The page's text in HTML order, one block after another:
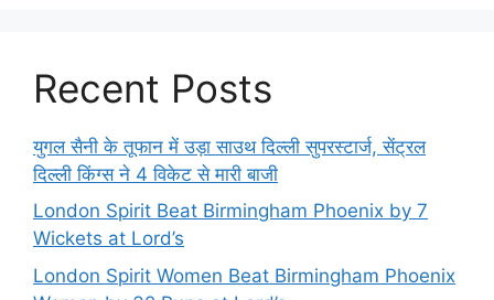
Recent Posts
युगल सैनी के तूफान में उड़ा साउथ दिल्ली सुपरस्टार्ज, सेंट्रल
दिल्ली किंग्स ने 4 विकेट से मारी बाजी
London Spirit Beat Birmingham Phoenix by 7
Wickets at Lord’s
London Spirit Women Beat Birmingham Phoenix